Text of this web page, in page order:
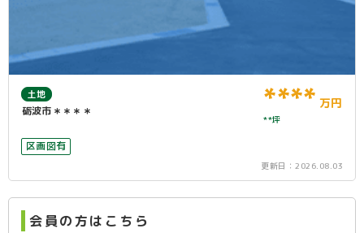
土地
砺波市＊＊＊＊ **** 万円
**坪
区画図有
更新日： 2026.08.03
会員の方はこちら